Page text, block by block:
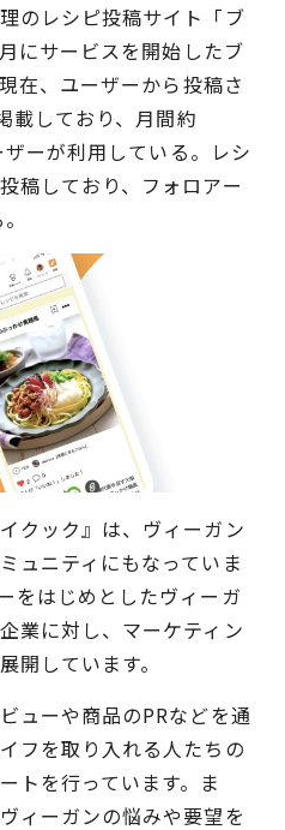
のレシピ投稿サイト「ブ
にサービスを開始したブ
在、ユーザーから投稿さ
載しており、月間約
ーが利用している。レシ
稿しており、フォロアー
クック』は、ヴィーガン
ュニティにもなっていま
をはじめとしたヴィーガ
業に対し、マーケティン
開しています。
ューや商品のPRなどを通
フを取り入れる人たちの
トを行っています。ま
ィーガンの悩みや要望を